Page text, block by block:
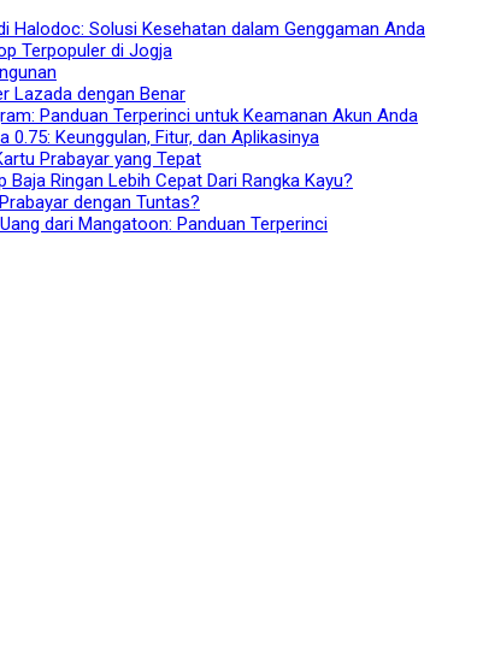
Halodoc: Solusi Kesehatan dalam Genggaman Anda
Terpopuler di Jogja
Lazada dengan Benar
Panduan Terperinci untuk Keamanan Akun Anda
0.75: Keunggulan, Fitur, dan Aplikasinya
Prabayar yang Tepat
Ringan Lebih Cepat Dari Rangka Kayu?
dengan Tuntas?
dari Mangatoon: Panduan Terperinci